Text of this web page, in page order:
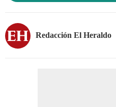
Redacción El Heraldo